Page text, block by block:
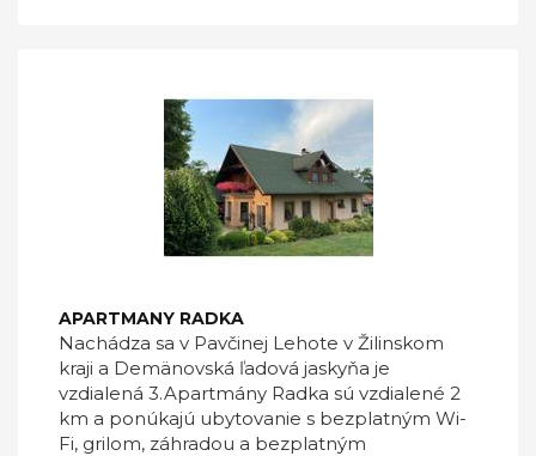
APARTMANY RADKA
Nachádza sa v Pavčinej Lehote v Žilinskom
kraji a Demänovská ľadová jaskyňa je
vzdialená 3.Apartmány Radka sú vzdialené 2
km a ponúkajú ubytovanie s bezplatným Wi-
Fi, grilom, záhradou a bezplatným